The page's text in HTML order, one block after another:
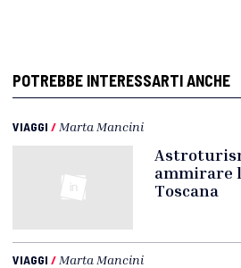
POTREBBE INTERESSARTI ANCHE
VIAGGI / Marta Mancini
ammirare
Toscana
VIAGGI / Marta Mancini